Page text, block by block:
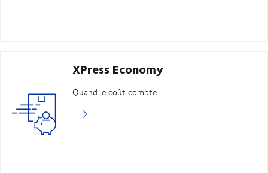
XPress Economy
Quand le coût compte